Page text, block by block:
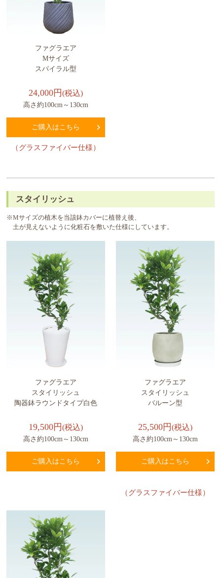
ファグラエア
Mサイズ
スパイラル型
24,000円(税込)
高さ約100cm～130cm
ご購入はこちら
（グラスファイバー仕様）
スタイリッシュ
※Mサイズの植木を当該鉢カバーに植替え後、
土が見えないように化粧石を敷いた仕様にしています。
ファグラエア
スタイリッシュ
陶器鉢ラウンドタイプ白色
19,500円(税込)
高さ約100cm～130cm
ご購入はこちら
ファグラエア
スタイリッシュ
バルーン型
25,500円(税込)
高さ約100cm～130cm
ご購入はこちら
（グラスファイバー仕様）